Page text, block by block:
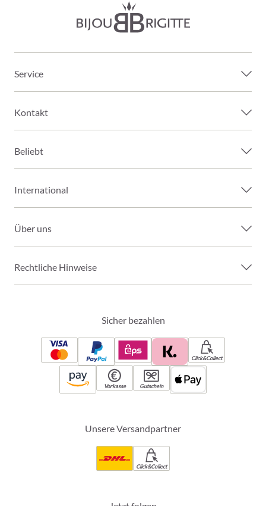
Service
Kontakt
Beliebt
International
Über uns
Rechtliche Hinweise
Sicher bezahlen
Click&Collect
Vorkasse Gutschein
Unsere Versandpartner
Click&Collect